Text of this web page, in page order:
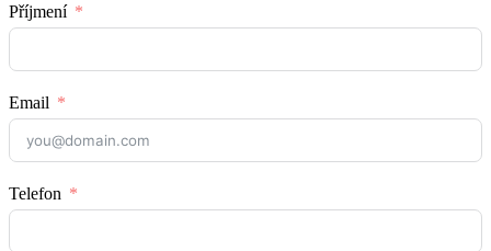
Příjmení
Email
Telefon